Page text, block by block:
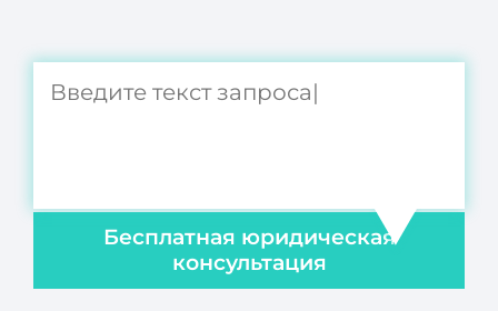
Бесплатная юридическая
консультация